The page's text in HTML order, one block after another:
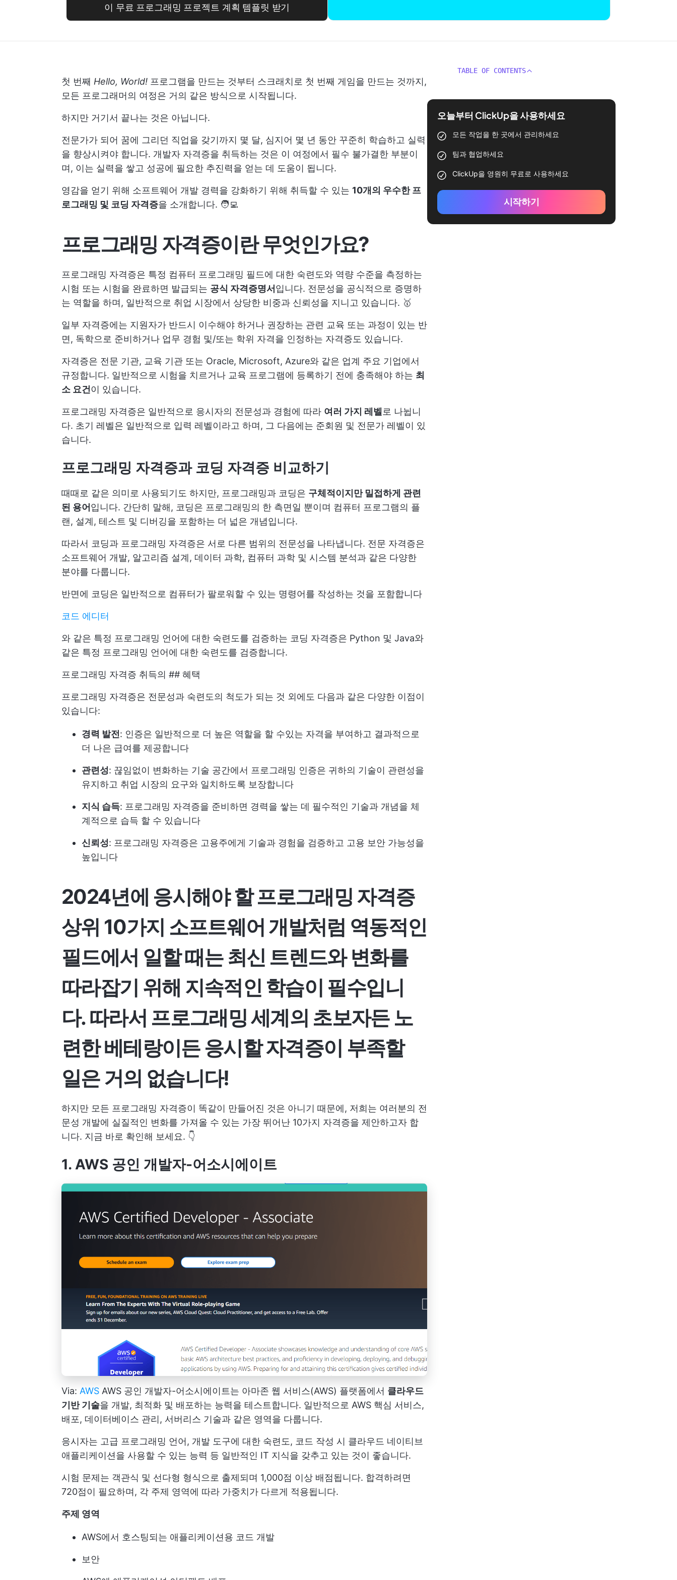
이 무료 프로그래밍 프로젝트 계획 템플릿 받기
첫 번째 Hello, World! 프로그램을 만드는 것부터 스크래치로 첫 번째 게임을 만드는 것까지,
모든 프로그래머의 여정은 거의 같은 방식으로 시작됩니다.
하지만 거기서 끝나는 것은 아닙니다.
전문가가 되어 꿈에 그리던 직업을 갖기까지 몇 달, 심지어 몇 년 동안 꾸준히 학습하고 실력
을 향상시켜야 합니다. 개발자 자격증을 취득하는 것은 이 여정에서 필수 불가결한 부분이
며, 이는 실력을 쌓고 성공에 필요한 추진력을 얻는 데 도움이 됩니다.
영감을 얻기 위해 소프트웨어 개발 경력을 강화하기 위해 취득할 수 있는 10개의 우수한 프
로그래밍 및 코딩 자격증을 소개합니다. 🧑‍💻
프로그래밍 자격증이란 무엇인가요?
프로그래밍 자격증은 특정 컴퓨터 프로그래밍 필드에 대한 숙련도와 역량 수준을 측정하는
시험 또는 시험을 완료하면 발급되는 공식 자격증명서 입니다. 전문성을 공식적으로 증명하
는 역할을 하며, 일반적으로 취업 시장에서 상당한 비중과 신뢰성을 지니고 있습니다. 🥇
일부 자격증에는 지원자가 반드시 이수해야 하거나 권장하는 관련 교육 또는 과정이 있는 반
면, 독학으로 준비하거나 업무 경험 및/또는 학위 자격을 인정하는 자격증도 있습니다.
자격증은 전문 기관, 교육 기관 또는 Oracle, Microsoft, Azure와 같은 업계 주요 기업에서
규정합니다. 일반적으로 시험을 치르거나 교육 프로그램에 등록하기 전에 충족해야 하는 최
소 요건이 있습니다.
프로그래밍 자격증은 일반적으로 응시자의 전문성과 경험에 따라 여러 가지 레벨 로 나뉩니
다. 초기 레벨은 일반적으로 입력 레벨이라고 하며, 그 다음에는 준회원 및 전문가 레벨이 있
습니다.
프로그래밍 자격증과 코딩 자격증 비교하기
때때로 같은 의미로 사용되기도 하지만, 프로그래밍과 코딩은 구체적이지만 밀접하게 관련
된 용어 입니다. 간단히 말해, 코딩은 프로그래밍의 한 측면일 뿐이며 컴퓨터 프로그램의 플
랜, 설계, 테스트 및 디버깅을 포함하는 더 넓은 개념입니다.
따라서 코딩과 프로그래밍 자격증은 서로 다른 범위의 전문성을 나타냅니다. 전문 자격증은
소프트웨어 개발, 알고리즘 설계, 데이터 과학, 컴퓨터 과학 및 시스템 분석과 같은 다양한
분야를 다룹니다.
반면에 코딩은 일반적으로 컴퓨터가 팔로워할 수 있는 명령어를 작성하는 것을 포함합니다
코드 에디터
와 같은 특정 프로그래밍 언어에 대한 숙련도를 검증하는 코딩 자격증은 Python 및 Java와
같은 특정 프로그래밍 언어에 대한 숙련도를 검증합니다.
프로그래밍 자격증 취득의 ## 혜택
프로그래밍 자격증은 전문성과 숙련도의 척도가 되는 것 외에도 다음과 같은 다양한 이점이
있습니다:
경력 발전 : 인증은 일반적으로 더 높은 역할을 할 수있는 자격을 부여하고 결과적으로
더 나은 급여를 제공합니다
관련성: 끊임없이 변화하는 기술 공간에서 프로그래밍 인증은 귀하의 기술이 관련성을
유지하고 취업 시장의 요구와 일치하도록 보장합니다
지식 습득: 프로그래밍 자격증을 준비하면 경력을 쌓는 데 필수적인 기술과 개념을 체
계적으로 습득 할 수 있습니다
신뢰성: 프로그래밍 자격증은 고용주에게 기술과 경험을 검증하고 고용 보안 가능성을
높입니다
2024년에 응시해야 할 프로그래밍 자격증
상위 10가지 소프트웨어 개발처럼 역동적인
필드에서 일할 때는 최신 트렌드와 변화를
따라잡기 위해 지속적인 학습이 필수입니
다. 따라서 프로그래밍 세계의 초보자든 노
련한 베테랑이든 응시할 자격증이 부족할
일은 거의 없습니다!
하지만 모든 프로그래밍 자격증이 똑같이 만들어진 것은 아니기 때문에, 저희는 여러분의 전
문성 개발에 실질적인 변화를 가져올 수 있는 가장 뛰어난 10가지 자격증을 제안하고자 합
니다. 지금 바로 확인해 보세요. 👇
1. AWS 공인 개발자-어소시에이트
Via: AWS AWS 공인 개발자-어소시에이트는 아마존 웹 서비스(AWS) 플랫폼에서 클라우드
기반 기술을 개발, 최적화 및 배포하는 능력을 테스트합니다. 일반적으로 AWS 핵심 서비스,
배포, 데이터베이스 관리, 서버리스 기술과 같은 영역을 다룹니다.
응시자는 고급 프로그래밍 언어, 개발 도구에 대한 숙련도, 코드 작성 시 클라우드 네이티브
애플리케이션을 사용할 수 있는 능력 등 일반적인 IT 지식을 갖추고 있는 것이 좋습니다.
시험 문제는 객관식 및 선다형 형식으로 출제되며 1,000점 이상 배점됩니다. 합격하려면
720점이 필요하며, 각 주제 영역에 따라 가중치가 다르게 적용됩니다.
주제 영역
AWS에서 호스팅되는 애플리케이션용 코드 개발
보안
TABLE OF CONTENTS
오늘부터 ClickUp을 사용하세요
모든 작업을 한 곳에서 관리하세요
팀과 협업하세요
ClickUp을 영원히 무료로 사용하세요
시작하기